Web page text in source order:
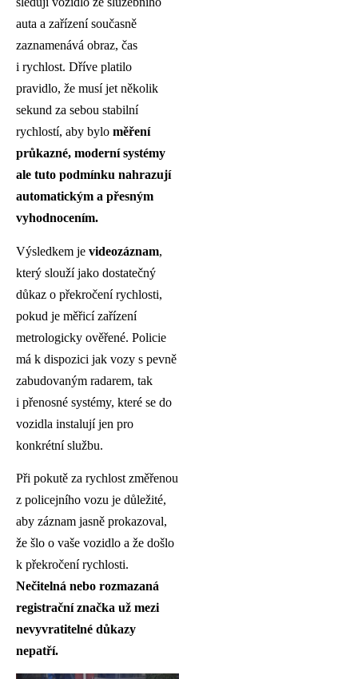
auta a zařízení současně
zaznamenává obraz, čas
i rychlost. Dříve platilo
pravidlo, že musí jet několik
sekund za sebou stabilní
rychlostí, aby bylo měření
průkazné, moderní systémy
ale tuto podmínku nahrazují
automatickým a přesným
vyhodnocením.
Výsledkem je videozáznam,
který slouží jako dostatečný
důkaz o překročení rychlosti,
pokud je měřicí zařízení
metrologicky ověřené. Policie
má k dispozici jak vozy s pevně
zabudovaným radarem, tak
i přenosné systémy, které se do
vozidla instalují jen pro
konkrétní službu.
Při pokutě za rychlost změřenou
z policejního vozu je důležité,
aby záznam jasně prokazoval,
že šlo o vaše vozidlo a že došlo
k překročení rychlosti.
Nečitelná nebo rozmazaná
registrační značka už mezi
nevyvratitelné důkazy
nepatří.